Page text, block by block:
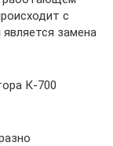
с
замена
К-700